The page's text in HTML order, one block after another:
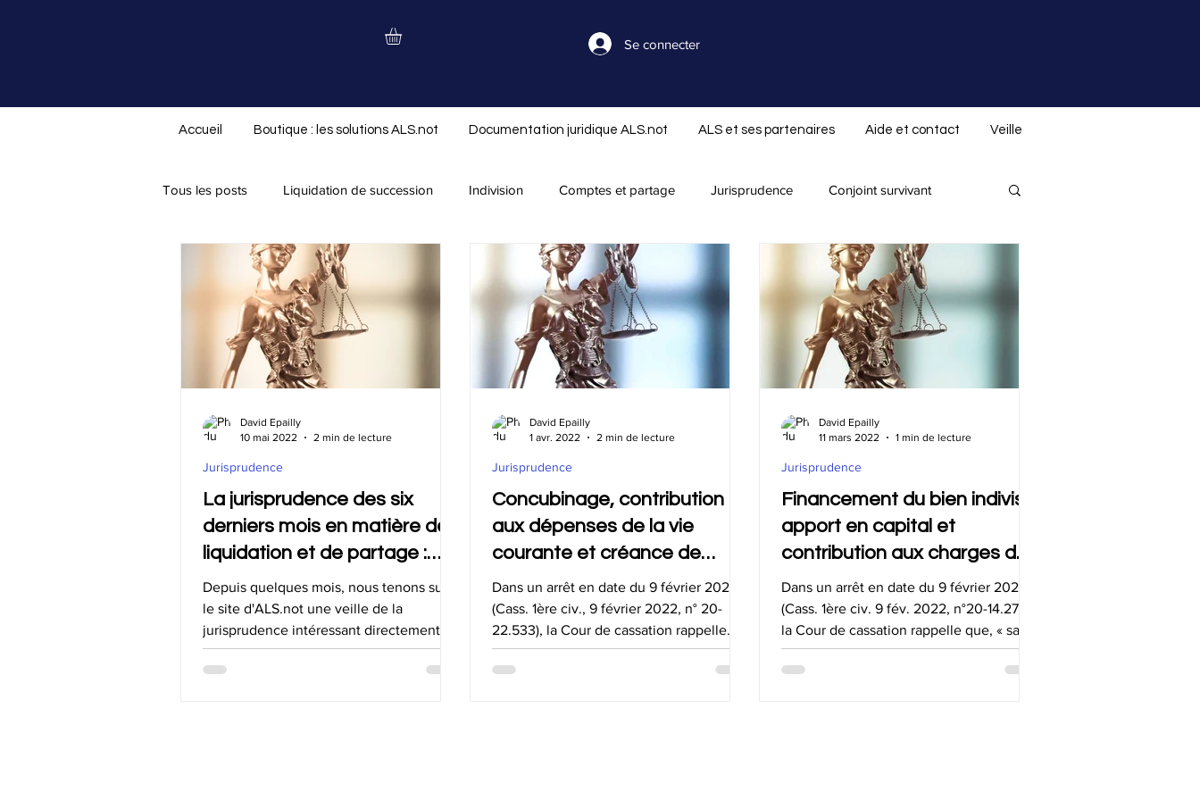
Se connecter
Accueil Boutique : les solutions ALS.not Documentation juridique ALS.not ALS et ses partenaires Aide et contact Veille
Tous les posts Liquidation de succession Indivision Comptes et partage Jurisprudence Conjoint survivant
Nouveauté ALS.not Nouveautés ALS.not Donation indirecte
Assurance-vie Testament Réserve et réduction Libéralité Infos ALS.not Offre spéciale ALS.not
Déclaration de succession Passif DMTG Donation
La jurisprudence des six
derniers mois en matière de
liquidation et de partage :
toutes nos notes
Depuis quelques mois, nous tenons sur
le site d'ALS.not une veille de la
jurisprudence intéressant directement ou
indirectement les...
Jurisprudence
David Epailly
10 mai 2022
2 min de lecture
Concubinage, contribution
aux dépenses de la vie
courante et créance de
l’article 555 du Code civil
Dans un arrêt en date du 9 février 2022,
(Cass. 1ère civ., 9 février 2022, n° 20-
22.533), la Cour de cassation rappelle
que les...
Jurisprudence
David Epailly
1 avr. 2022
2 min de lecture
Financement du bien indivis,
apport en capital et
contribution aux charges du
mariage.
Dans un arrêt en date du 9 février 2022
(Cass. 1ère civ. 9 fév. 2022, n°20-14.272),
la Cour de cassation rappelle que, « sauf
convention...
Jurisprudence
David Epailly
11 mars 2022
1 min de lecture